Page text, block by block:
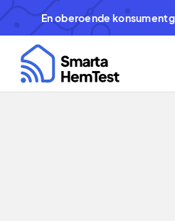
En oberoende